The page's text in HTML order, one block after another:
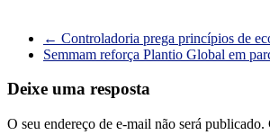
← Controladoria prega princípios de
Semmam reforça Plantio Global em
Deixe uma resposta
O seu endereço de e-mail não será publicado.